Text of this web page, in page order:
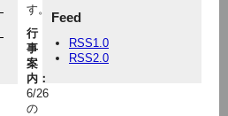
Feed
RSS1.0
RSS2.0
す。
行
事
案
内：
6/26
の